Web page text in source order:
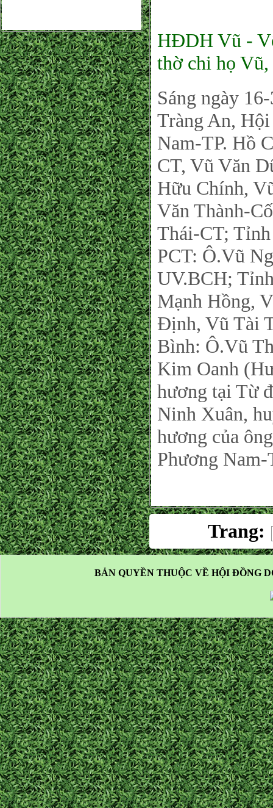
HĐDH Vũ -
thờ chi họ
Sáng ngày
Tràng An,
Nam-TP. Hồ
CT, Vũ Văn
Hữu Chính,
Văn Thành-
Thái-CT;
PCT: Ô.Vũ
UV.BCH;
Mạnh Hồng,
Định, Vũ Tài
Bình: Ô.Vũ
Kim Oanh
hương tại Từ
Ninh Xuân,
hương của
Phương
Trang:
BẢN QUYỀN THUỘC VỀ HỘI ĐỒNG